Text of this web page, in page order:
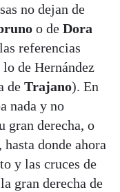
no dejan de
o de Dora
referencias
de Hernández
de Trajano). En
nada y no
gran derecha, o
donde ahora
y las cruces de
gran derecha de